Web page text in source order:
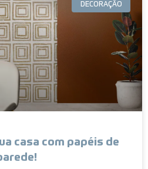
DECORAÇÃO
casa com papéis de